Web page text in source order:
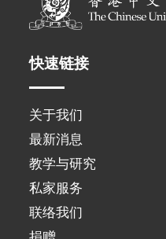
快速链接
关于我们
最新消息
教学与研究
私家服务
联络我们